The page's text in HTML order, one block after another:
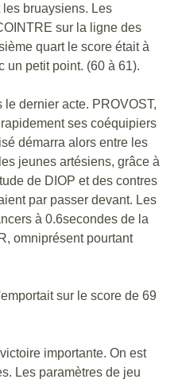
bruaysiens. Les
sur la ligne des
quart le score était à
un petit point. (60 à 61).
dernier acte. PROVOST,
ses coéquipiers
démarra alors entre les
jeunes artésiens, grâce à
de DIOP et des contres
par passer devant. Les
à 0.6secondes de la
omniprésent pourtant
sur le score de 69
importante. On est
Les paramètres de jeu